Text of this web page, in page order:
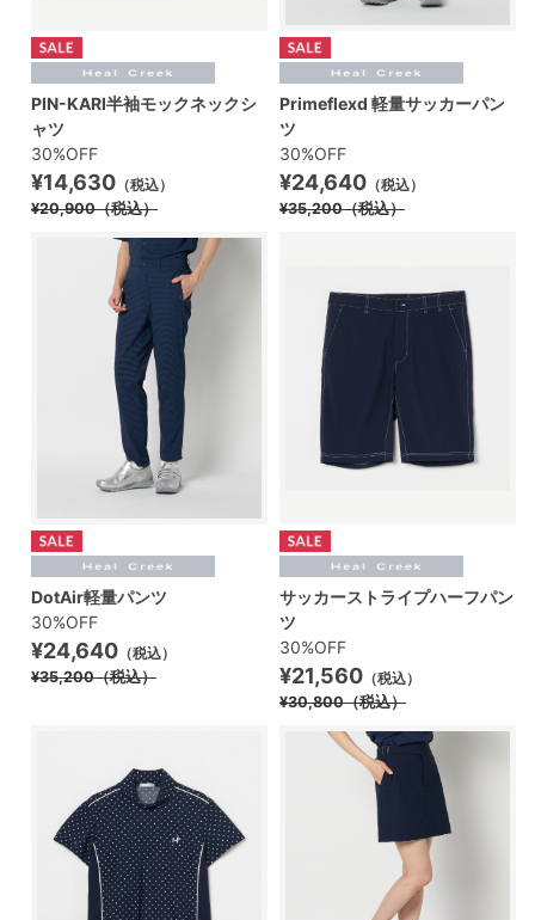
PIN-KARI半袖モックネックシ
ャツ
30%OFF
¥14,630 （税込）
¥20,900（税込）
Primeflexd 軽量サッカーパン
ツ
30%OFF
¥24,640 （税込）
¥35,200（税込）
DotAir軽量パンツ
30%OFF
¥24,640 （税込）
¥35,200（税込）
サッカーストライプハーフパン
ツ
30%OFF
¥21,560 （税込）
¥30,800（税込）